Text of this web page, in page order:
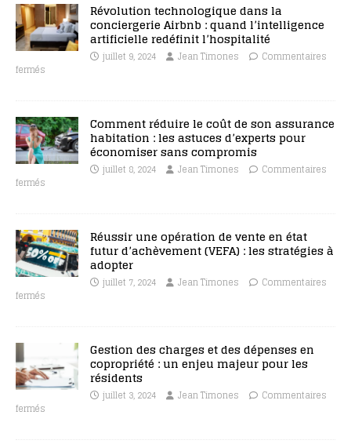
Révolution technologique dans la
conciergerie Airbnb : quand l’intelligence
artificielle redéfinit l’hospitalité
juillet 9, 2024 Jean Timones
Commentaires
fermés
Comment réduire le coût de son assurance
habitation : les astuces d’experts pour
économiser sans compromis
juillet 8, 2024 Jean Timones
Commentaires
fermés
Réussir une opération de vente en état
futur d’achèvement (VEFA) : les stratégies à
adopter
juillet 7, 2024 Jean Timones
Commentaires
fermés
Gestion des charges et des dépenses en
copropriété : un enjeu majeur pour les
résidents
juillet 3, 2024 Jean Timones
Commentaires
fermés